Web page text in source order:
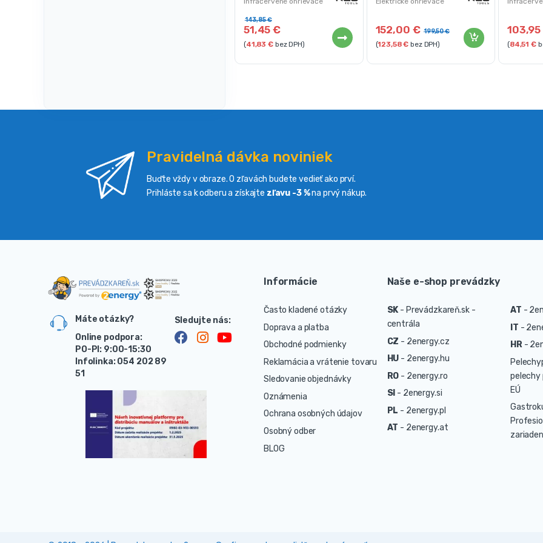
51,45€
143,85€
(41,83€bez DPH)
152,00 € 199,50€
(123,58€ bez DPH)
103,95
(84,51€
Pravidelná dávka noviniek
Buďte vždy v obraze. O zľavách budete vedieť ako prví.
Prihláste sa k odberu a získajte zľavu -3 %na prvý nákup.
Máte otázky?
Online podpora:
PO-PI: 9:00-15:30
Infolinka: 054 202 89
51
Informácie
Často kladené otázky
Doprava a platba
Obchodné podmienky
Reklamácia a vrátenie tovaru
Sledovanie objednávky
Oznámenia
Ochrana osobných údajov
Osobný odber
BLOG
Naše e-shop prevádzky
SK - Prevádzkareň.sk -
centrála
CZ - 2energy.cz
HU - 2energy.hu
RO - 2energy.ro
SI - 2energy.si
PL - 2energy.pl
AT - 2energy.at
AT -
IT -
HR-
pelechy
EÚ